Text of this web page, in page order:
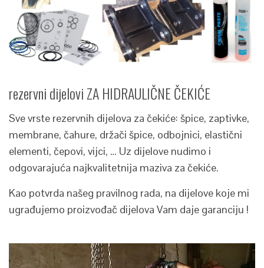
rezervni dijelovi ZA HIDRAULIČNE ČEKIĆE
Sve vrste rezervnih dijelova za čekiće: špice, zaptivke,
membrane, čahure, držači špice, odbojnici, elastični
elementi, čepovi, vijci, … Uz dijelove nudimo i
odgovarajuća najkvalitetnija maziva za čekiće.
Kao potvrda našeg pravilnog rada, na dijelove koje mi
ugrađujemo proizvođač dijelova Vam daje garanciju !